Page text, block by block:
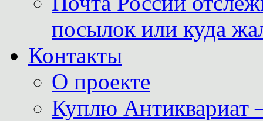
посылок или куда
Контакты
О проекте
Куплю Антиквариат